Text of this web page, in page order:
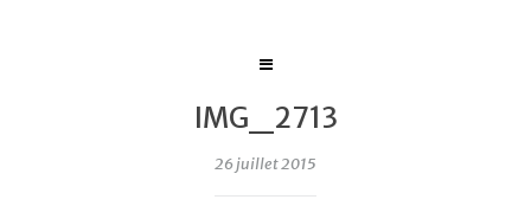
IMG_2713
26 juillet 2015